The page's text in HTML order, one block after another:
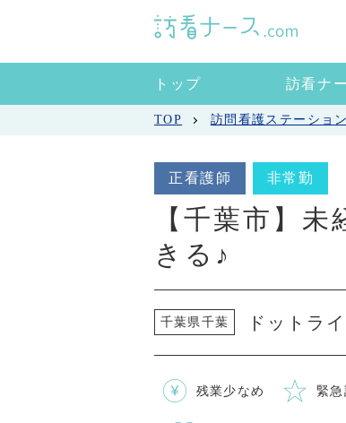
トップ 訪看ナ
TOP 訪問看護ステーショ
正看護師 非常勤
【千葉市】
きる♪
千葉県千葉 ドットラ
残業少なめ 緊